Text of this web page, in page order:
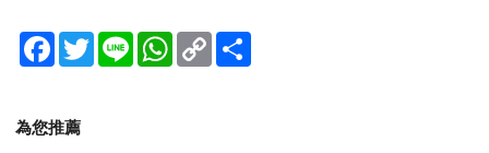
Facebook
TwitterLine WhatsApp
Copy
Link
為您推薦